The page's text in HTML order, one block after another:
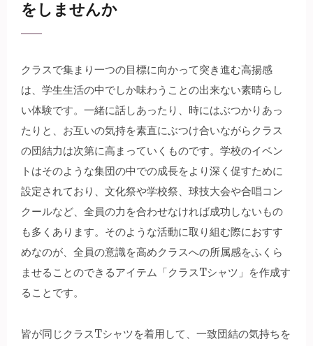
をしませんか
クラスで集まり一つの目標に向かって突き進む高揚感
は、学生生活の中でしか味わうことの出来ない素晴らし
い体験です。 一緒に話しあったり、時にはぶつかりあっ
たりと、お互いの気持を素直にぶつけ合いながらクラス
の団結力は次第に高まっていくものです。学校のイベン
トはそのような集団の中での成長をより深く促すために
設定されており、文化祭や学校祭、球技大会や合唱コン
クールなど、全員の力を合わせなければ成功しないもの
も多くあります。そのような活動に取り組む際におすす
めなのが、全員の意識を高めクラスへの所属感をふくら
ませることのできるアイテム「クラスTシャツ」を作成す
ることです。
皆が同じクラスTシャツを着用して、一致団結の気持ちを